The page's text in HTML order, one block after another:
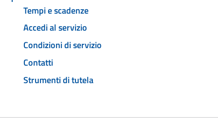
Tempi e scadenze
Accedi al servizio
Condizioni di servizio
Contatti
Strumenti di tutela